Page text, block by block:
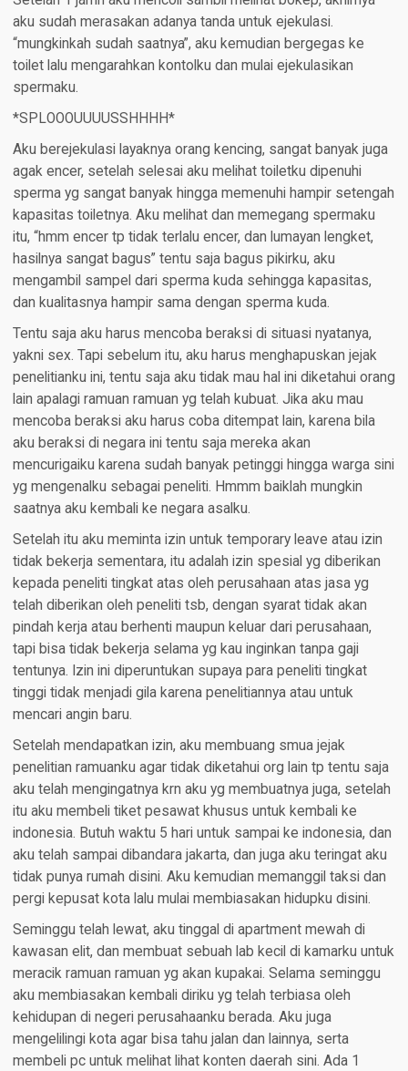
aku sudah merasakan adanya tanda untuk ejekulasi.
“mungkinkah sudah saatnya”, aku kemudian bergegas ke
toilet lalu mengarahkan kontolku dan mulai ejekulasikan
spermaku.
*SPLOOOUUUUSSHHHH*
Aku berejekulasi layaknya orang kencing, sangat banyak juga
agak encer, setelah selesai aku melihat toiletku dipenuhi
sperma yg sangat banyak hingga memenuhi hampir setengah
kapasitas toiletnya. Aku melihat dan memegang spermaku
itu, “hmm encer tp tidak terlalu encer, dan lumayan lengket,
hasilnya sangat bagus” tentu saja bagus pikirku, aku
mengambil sampel dari sperma kuda sehingga kapasitas,
dan kualitasnya hampir sama dengan sperma kuda.
Tentu saja aku harus mencoba beraksi di situasi nyatanya,
yakni sex. Tapi sebelum itu, aku harus menghapuskan jejak
penelitianku ini, tentu saja aku tidak mau hal ini diketahui orang
lain apalagi ramuan ramuan yg telah kubuat. Jika aku mau
mencoba beraksi aku harus coba ditempat lain, karena bila
aku beraksi di negara ini tentu saja mereka akan
mencurigaiku karena sudah banyak petinggi hingga warga sini
yg mengenalku sebagai peneliti. Hmmm baiklah mungkin
saatnya aku kembali ke negara asalku.
Setelah itu aku meminta izin untuk temporary leave atau izin
tidak bekerja sementara, itu adalah izin spesial yg diberikan
kepada peneliti tingkat atas oleh perusahaan atas jasa yg
telah diberikan oleh peneliti tsb, dengan syarat tidak akan
pindah kerja atau berhenti maupun keluar dari perusahaan,
tapi bisa tidak bekerja selama yg kau inginkan tanpa gaji
tentunya. Izin ini diperuntukan supaya para peneliti tingkat
tinggi tidak menjadi gila karena penelitiannya atau untuk
mencari angin baru.
Setelah mendapatkan izin, aku membuang smua jejak
penelitian ramuanku agar tidak diketahui org lain tp tentu saja
aku telah mengingatnya krn aku yg membuatnya juga, setelah
itu aku membeli tiket pesawat khusus untuk kembali ke
indonesia. Butuh waktu 5 hari untuk sampai ke indonesia, dan
aku telah sampai dibandara jakarta, dan juga aku teringat aku
tidak punya rumah disini. Aku kemudian memanggil taksi dan
pergi kepusat kota lalu mulai membiasakan hidupku disini.
Seminggu telah lewat, aku tinggal di apartment mewah di
kawasan elit, dan membuat sebuah lab kecil di kamarku untuk
meracik ramuan ramuan yg akan kupakai. Selama seminggu
aku membiasakan kembali diriku yg telah terbiasa oleh
kehidupan di negeri perusahaanku berada. Aku juga
mengelilingi kota agar bisa tahu jalan dan lainnya, serta
membeli pc untuk melihat lihat konten daerah sini. Ada 1